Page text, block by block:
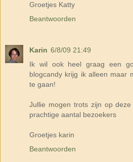
Groetjes Katty
Beantwoorden
Karin 6/8/09 21:49
Ik wil ook heel graag een
blogcandy krijg ik alleen maar
te gaan!
Jullie mogen trots zijn op
prachtige aantal bezoekers
Groetjes karin
Beantwoorden